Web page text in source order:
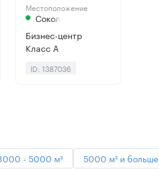
Местоположение
Сокол
Бизнес-центр
Класс А
ID: 1387036
- 5000 м² 5000 м² и больше